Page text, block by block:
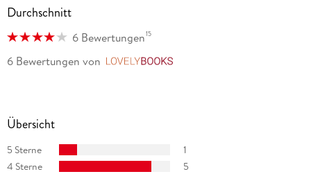
Durchschnitt
6 Bewertungen15
6 Bewertungen von
Übersicht
5 Sterne
1
4 Sterne
5